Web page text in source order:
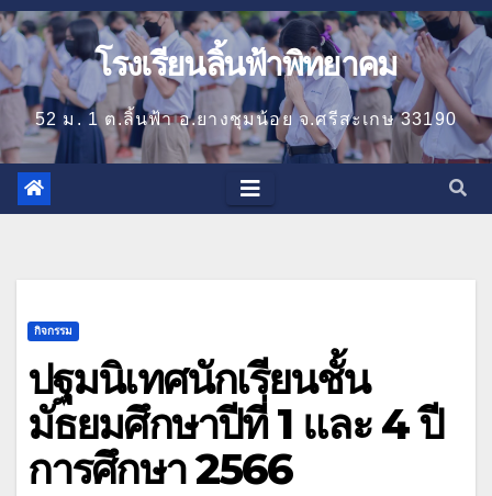
โรงเรียนลิ้นฟ้าพิทยาคม
52 ม. 1 ต.ลิ้นฟ้า อ.ยางชุมน้อย จ.ศรีสะเกษ 33190
กิจกรรม
ปฐมนิเทศนักเรียนชั้น
มัธยมศึกษาปีที่ 1 และ 4 ปี
การศึกษา 2566